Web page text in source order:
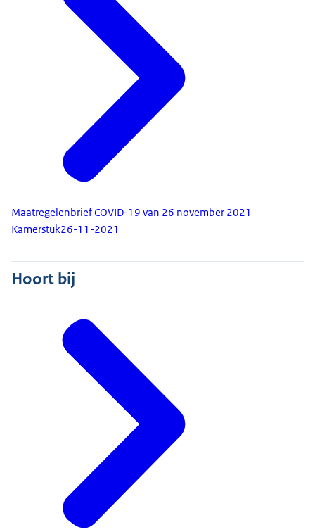
Maatregelenbrief COVID-19 van 26 november 2021
Kamerstuk26-11-2021
Hoort bij